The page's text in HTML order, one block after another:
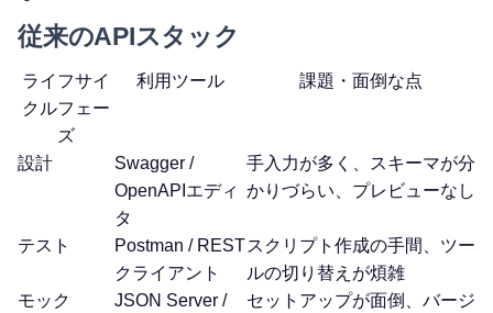
従来のAPIスタック
ライフサイ
クルフェー
ズ
利用ツール 課題・面倒な点
設計
Swagger /
OpenAPIエディ
タ
手入力が多く、スキーマが分
かりづらい、プレビューなし
テスト
Postman / REST
クライアント
スクリプト作成の手間、ツー
ルの切り替えが煩雑
モック
JSON Server /
セットアップが面倒、バージ